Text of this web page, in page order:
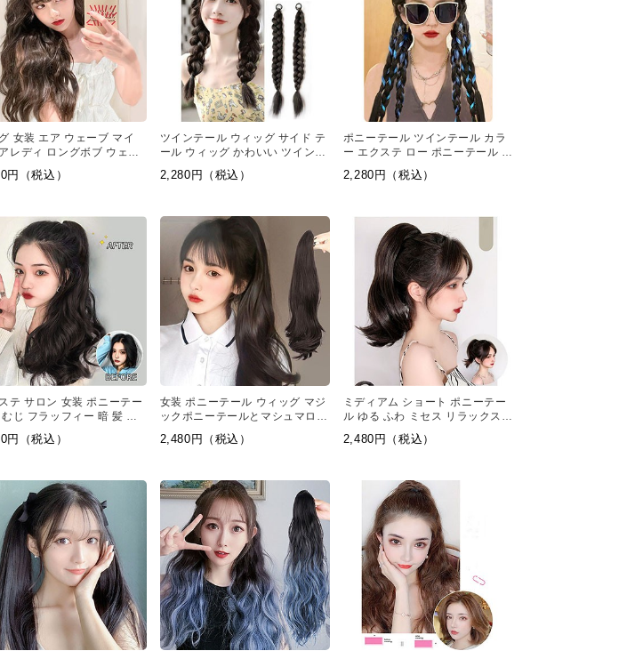
女装 エア ウェーブ マイ
レディ ロングボブ ウェー
円（税込）
ツインテール ウィッグ サイド テ
ール ウィッグ かわいい ツインテ
2,280円（税込）
ポニーテール ツインテール カラ
ー エクステ ロー ポニーテール イ
2,280円（税込）
テ サロン 女装 ポニーテー
じ フラッフィー 暗 髪 ポ
円（税込）
女装 ポニーテール ウィッグ マジ
ックポニーテールとマシュマロウ
ェイブのロングウィッグで
2,480円（税込）
ミディアム ショート ポニーテー
ル ゆる ふわ ミセス リラックス
2,480円（税込）